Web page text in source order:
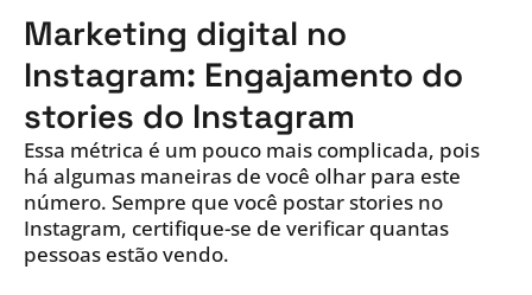
Marketing digital no
Instagram: Engajamento do
stories do Instagram
Essa métrica é um pouco mais complicada, pois
há algumas maneiras de você olhar para este
número. Sempre que você postar stories no
Instagram, certifique-se de verificar quantas
pessoas estão vendo.